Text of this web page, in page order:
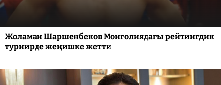
Жоламан Шаршенбеков Монголиядагы рейтингдик
турнирде жеңишке жетти